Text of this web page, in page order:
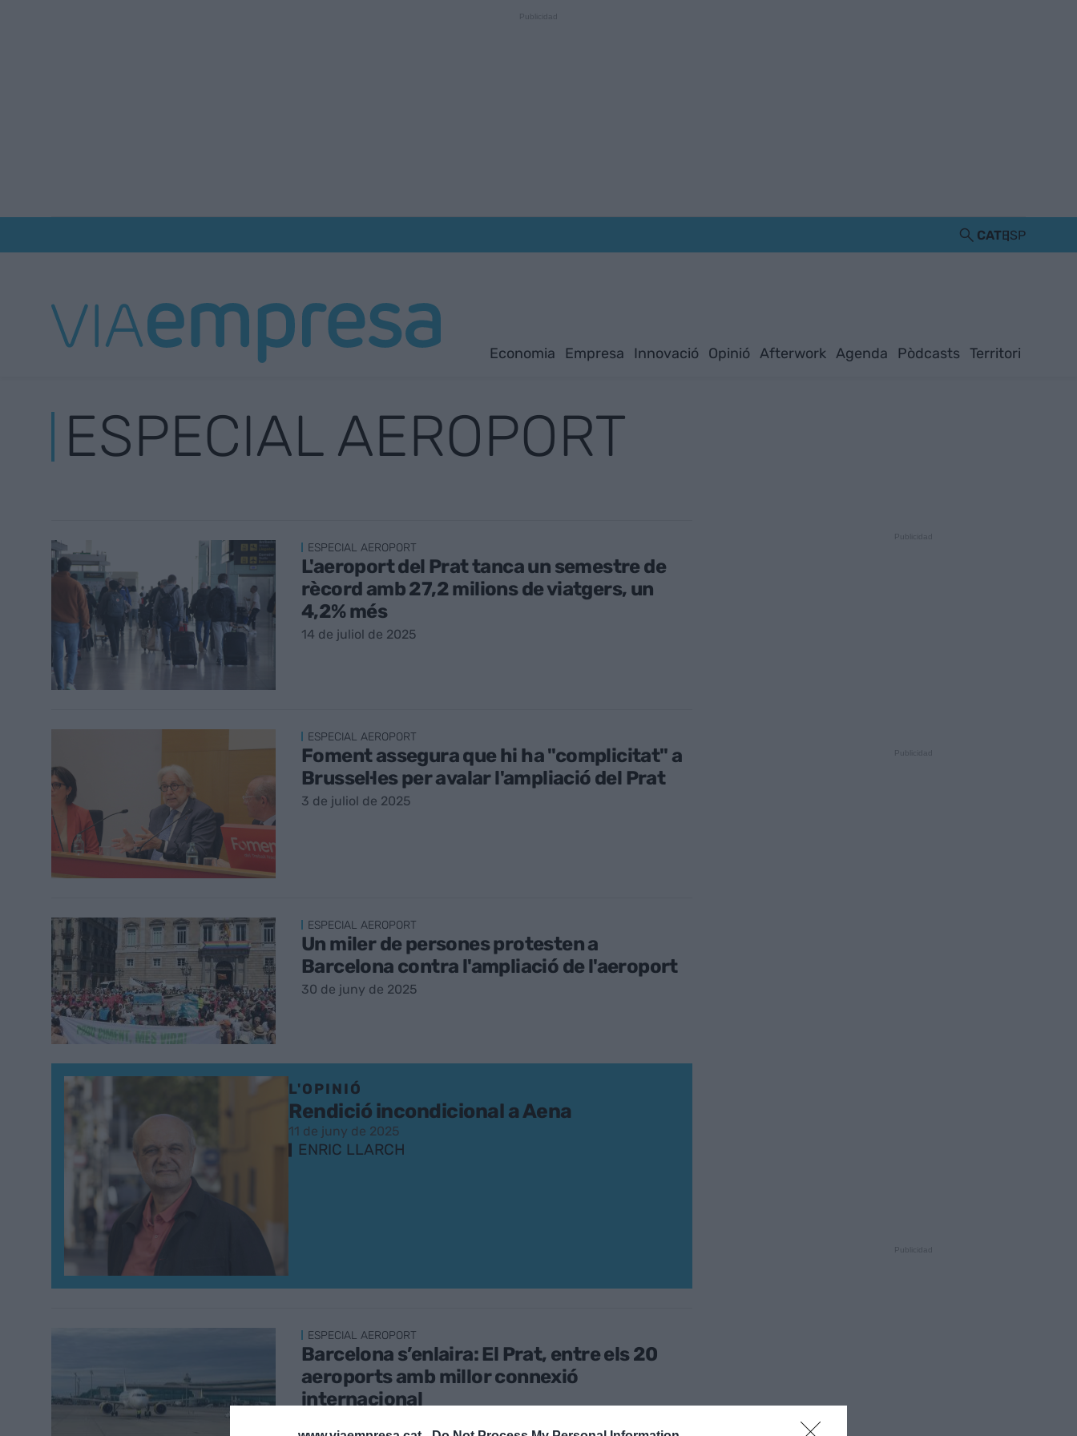
CATESP
Economia Empresa Innovació Opinió Afterwork Agenda Pòdcasts Territori
ESPECIAL AEROPORT
ESPECIAL AEROPORT
L'aeroport del Prat tanca un semestre de
rècord amb 27,2 milions de viatgers, un
4,2% més
14 de juliol de 2025
ESPECIAL AEROPORT
Foment assegura que hi ha "complicitat" a
Brussel·les per avalar l'ampliació del Prat
3 de juliol de 2025
ESPECIAL AEROPORT
Un miler de persones protesten a
Barcelona contra l'ampliació de l'aeroport
30 de juny de 2025
L'OPINIÓ
Rendició incondicional a Aena
11 de juny de 2025
ENRIC LLARCH
ESPECIAL AEROPORT
Barcelona s’enlaira: El Prat, entre els 20
aeroports amb millor connexió
internacional